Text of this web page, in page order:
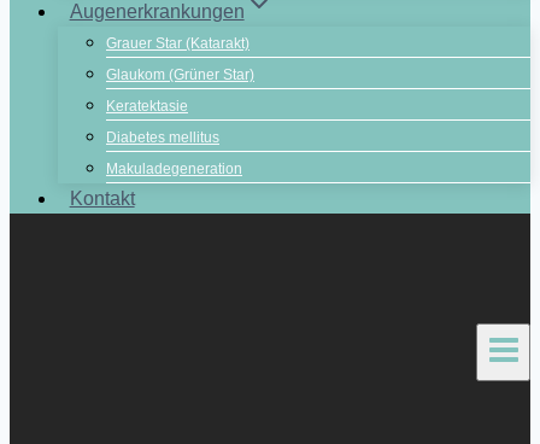
Augenerkrankungen
Grauer Star (Katarakt)
Glaukom (Grüner Star)
Keratektasie
Diabetes mellitus
Makuladegeneration
Kontakt